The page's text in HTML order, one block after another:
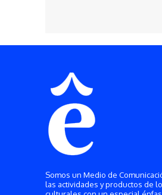
Somos un Medio de
las actividades y productos de